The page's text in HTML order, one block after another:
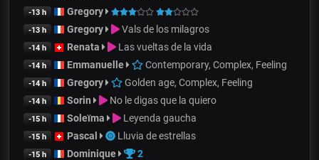
-13 h Gregory
-13 h Gregory Vals de los milagros
-14 h Renata Las vueltas de la vida
-14 h Emmanuelle Contemporary, Complex, Feeling
-14 h Gregory Golden age, Complex, Feeling
-14 h Sorin No le digas que la quiero
-15 h Soleïma Leyenda gaucha
-15 h Pascal Lluvia de estrellas
-15 h Dominique 2